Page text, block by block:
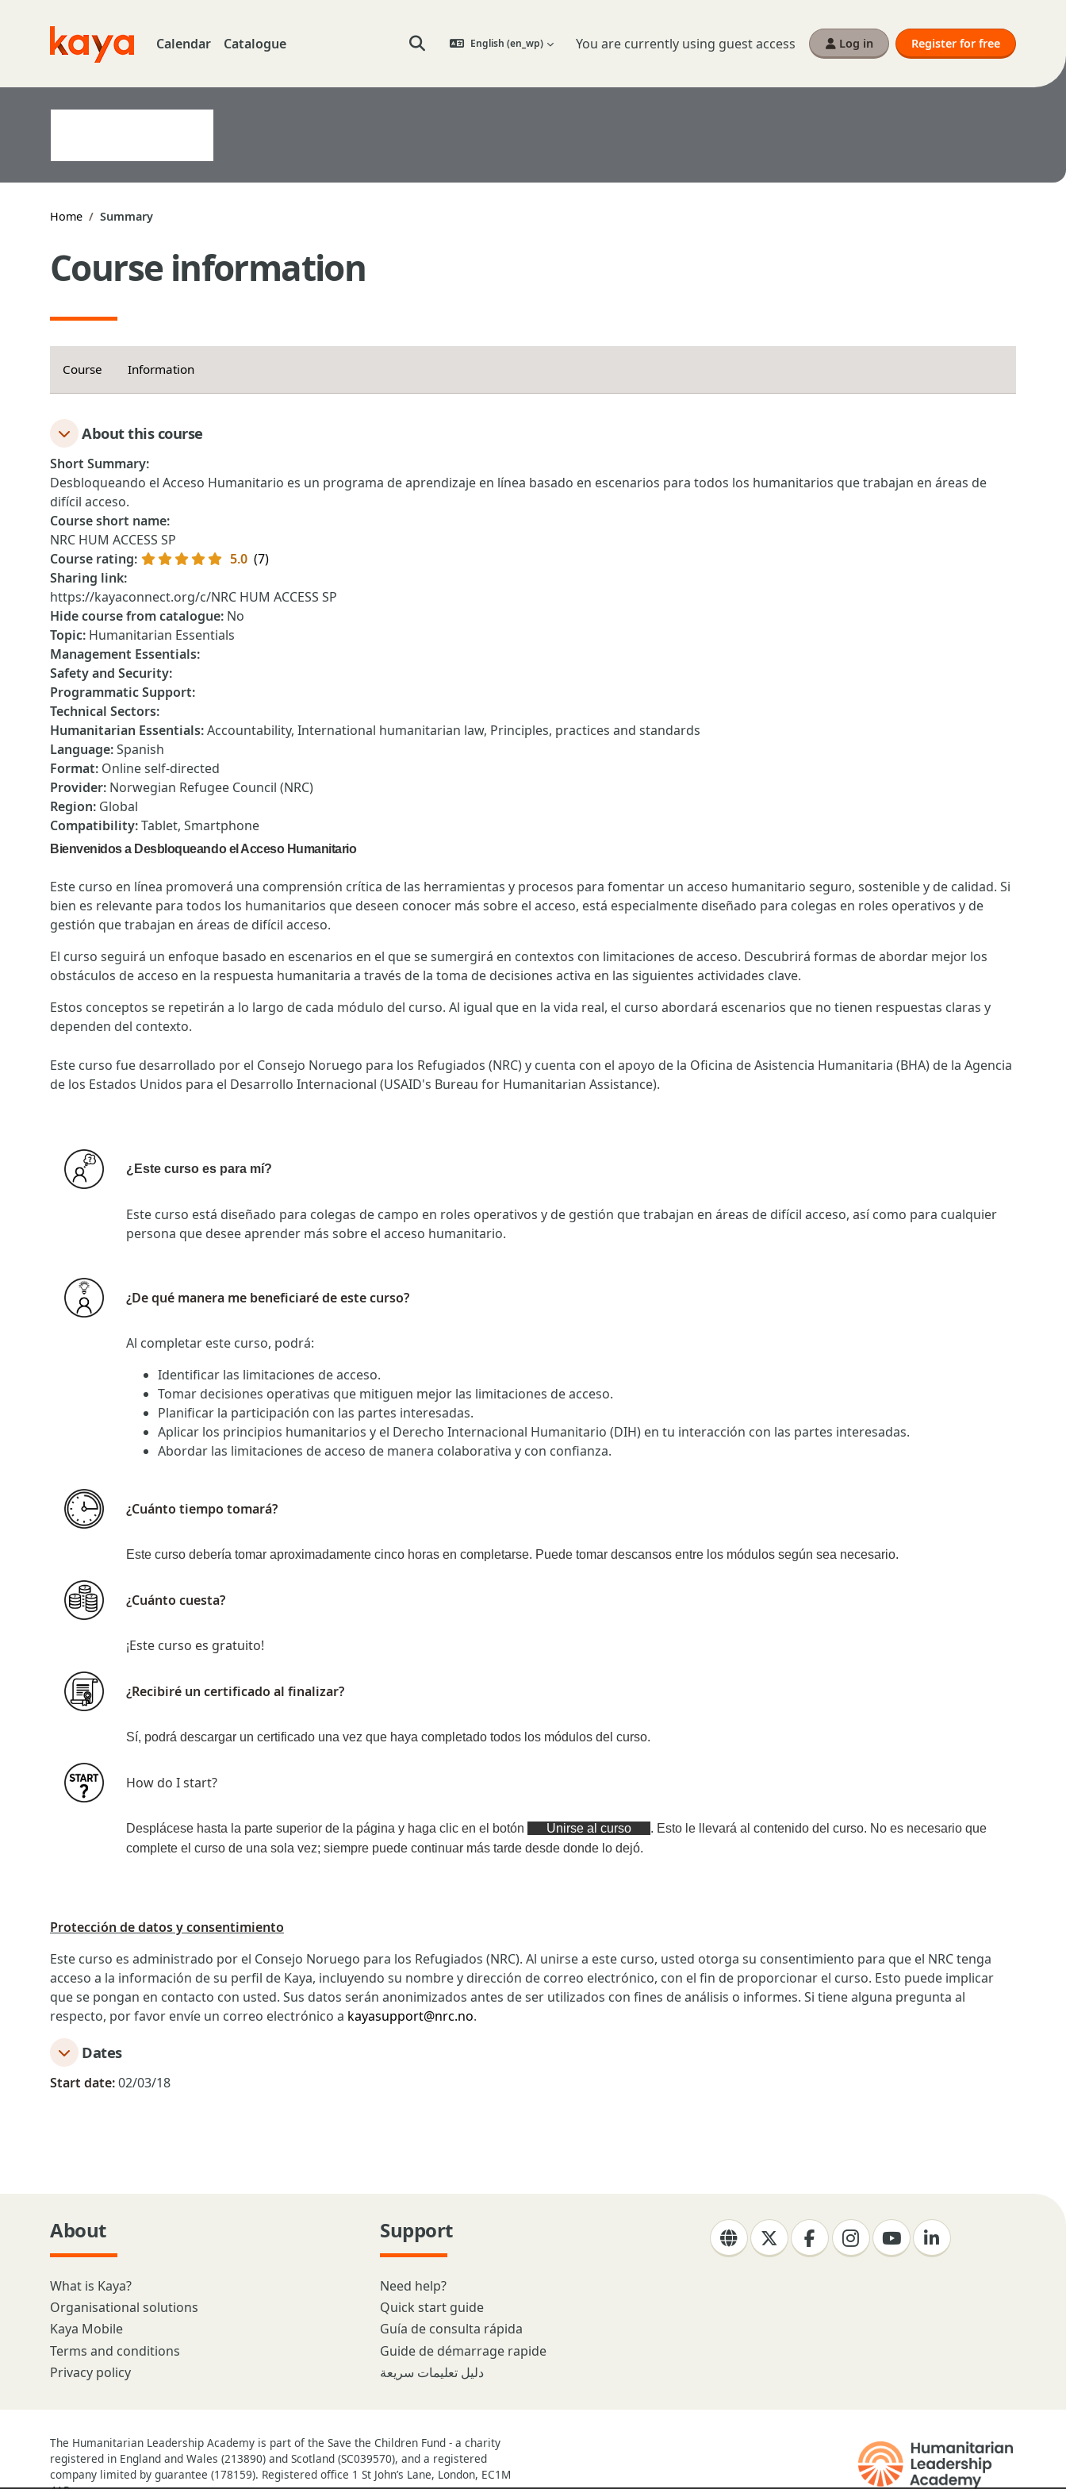
Go to home Calendar Catalogue Toggle search input
English ‎(en_wp)‎ You are currently using guest access Log in Register for free
Home Summary
Course information
Course Information
About this course
Short Summary:
Desbloqueando el Acceso Humanitario es un programa de aprendizaje en línea basado en escenarios para todos los humanitarios que trabajan en áreas de
difícil acceso.
Course short name:
NRC HUM ACCESS SP
Course rating: 5.0 (7)
Sharing link:
https://kayaconnect.org/c/NRC HUM ACCESS SP
Hide course from catalogue: No
Topic: Humanitarian Essentials
Management Essentials:
Safety and Security:
Programmatic Support:
Technical Sectors:
Humanitarian Essentials:Accountability, International humanitarian law, Principles, practices and standards
Language:Spanish
Format: Online self-directed
Provider: Norwegian Refugee Council (NRC)
Region: Global
Compatibility:Tablet, Smartphone
Bienvenidos a Desbloqueando el Acceso Humanitario
Este curso en línea promoverá una comprensión crítica de las herramientas y procesos para fomentar un acceso humanitario seguro, sostenible y de calidad. Si
bien es relevante para todos los humanitarios que deseen conocer más sobre el acceso, está especialmente diseñado para colegas en roles operativos y de
gestión que trabajan en áreas de difícil acceso.
El curso seguirá un enfoque basado en escenarios en el que se sumergirá en contextos con limitaciones de acceso. Descubrirá formas de abordar mejor los
obstáculos de acceso en la respuesta humanitaria a través de la toma de decisiones activa en las siguientes actividades clave.
Estos conceptos se repetirán a lo largo de cada módulo del curso. Al igual que en la vida real, el curso abordará escenarios que no tienen respuestas claras y
dependen del contexto.
Este curso fue desarrollado por el Consejo Noruego para los Refugiados (NRC) y cuenta con el apoyo de la Oficina de Asistencia Humanitaria (BHA) de la Agencia
de los Estados Unidos para el Desarrollo Internacional (USAID's Bureau for Humanitarian Assistance).
¿Este curso es para mí?
Este curso está diseñado para colegas de campo en roles operativos y de gestión que trabajan en áreas de difícil acceso, así como para cualquier
persona que desee aprender más sobre el acceso humanitario.
¿De qué manera me beneficiaré de este curso?
Al completar este curso, podrá:
Identificar las limitaciones de acceso.
Tomar decisiones operativas que mitiguen mejor las limitaciones de acceso.
Planificar la participación con las partes interesadas.
Aplicar los principios humanitarios y el Derecho Internacional Humanitario (DIH) en tu interacción con las partes interesadas.
Abordar las limitaciones de acceso de manera colaborativa y con confianza.
¿Cuánto tiempo tomará?
Este curso debería tomar aproximadamente cinco horas en completarse. Puede tomar descansos entre los módulos según sea necesario.
¿Cuánto cuesta?
¡Este curso es gratuito!
¿Recibiré un certificado al finalizar?
Sí, podrá descargar un certificado una vez que haya completado todos los módulos del curso.
How do I start?
Desplácese hasta la parte superior de la página y haga clic en el botón Unirse al curso
. Esto le llevará al contenido del curso. No es necesario que
complete el curso de una sola vez; siempre puede continuar más tarde desde donde lo dejó.
Protección de datos y consentimiento
Este curso es administrado por el Consejo Noruego para los Refugiados (NRC). Al unirse a este curso, usted otorga su consentimiento para que el NRC tenga
acceso a la información de su perfil de Kaya, incluyendo su nombre y dirección de correo electrónico, con el fin de proporcionar el curso. Esto puede implicar
que se pongan en contacto con usted. Sus datos serán anonimizados antes de ser utilizados con fines de análisis o informes. Si tiene alguna pregunta al
respecto, por favor envíe un correo electrónico a kayasupport@nrc.no.
Dates
Start date:02/03/18
About
What is Kaya?
Organisational solutions
Kaya Mobile
Terms and conditions
Privacy policy
Support
Need help?
Quick start guide
Guía de consulta rápida
Guide de démarrage rapide
دليل تعليمات سريعة
The Humanitarian Leadership Academy is part of the Save the Children Fund - a charity
registered in England and Wales (213890) and Scotland (SC039570), and a registered
company limited by guarantee (178159). Registered office 1 St John’s Lane, London, EC1M